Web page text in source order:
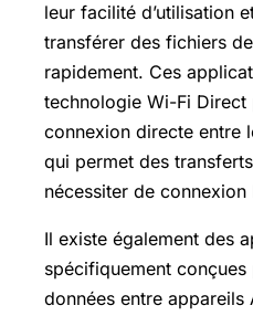
leur facilité d’utilisation
transférer des fichiers
rapidement. Ces
technologie Wi-Fi Direct
connexion directe entre
qui permet des
nécessiter de connexion
Il existe également des
spécifiquement
données entre